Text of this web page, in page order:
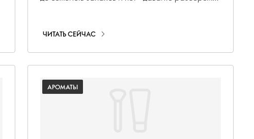
ЧИТАТЬ СЕЙЧАС
АРОМАТЫ